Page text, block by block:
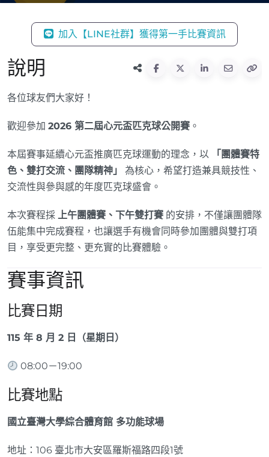
加入【LINE社群】獲得第一手比賽資訊
說明
各位球友們大家好！
歡迎參加 2026 第二屆心元盃匹克球公開賽 。
本屆賽事延續心元盃推廣匹克球運動的理念，以
「團體賽特
色、雙打交流、團隊精神」
為核心，希望打造兼具競技性、
交流性與參與感的年度匹克球盛會。
本次賽程採 上午團體賽、下午雙打賽 的安排，不僅讓團體隊
伍能集中完成賽程，也讓選手有機會同時參加團體與雙打項
目，享受更完整、更充實的比賽體驗。
賽事資訊
比賽日期
115 年 8 月 2 日（星期日）
08:00－19:00
比賽地點
國立臺灣大學綜合體育館 多功能球場
地址：106 臺北市大安區羅斯福路四段1號